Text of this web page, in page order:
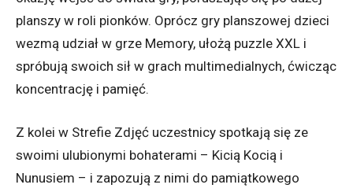
planszy w roli pionków. Oprócz gry planszowej dzieci
wezmą udział w grze Memory, ułożą puzzle XXL i
spróbują swoich sił w grach multimedialnych, ćwicząc
koncentrację i pamięć.
Z kolei w Strefie Zdjęć uczestnicy spotkają się ze
swoimi ulubionymi bohaterami – Kicią Kocią i
Nunusiem – i zapozują z nimi do pamiątkowego